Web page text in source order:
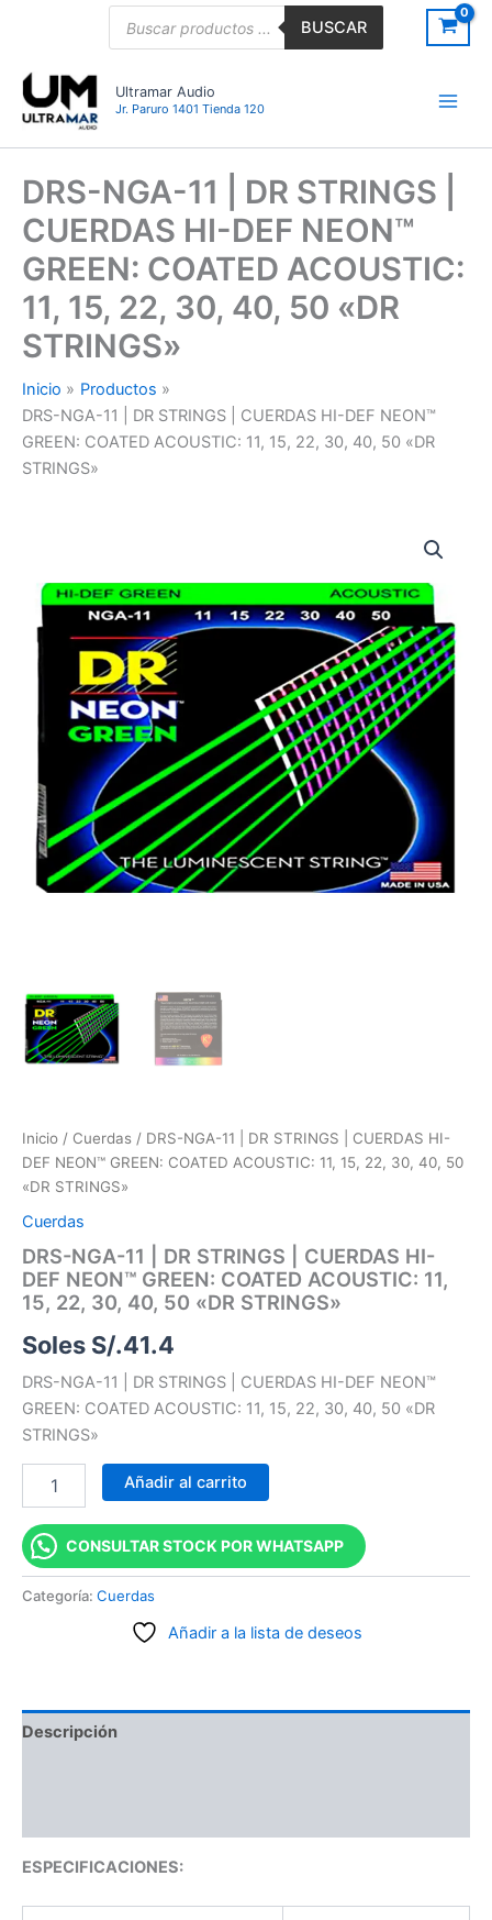
BUSCAR
Ultramar Audio
Jr. Paruro 1401 Tienda 120
DRS-NGA-11 | DR STRINGS |
CUERDAS HI-DEF NEON™
GREEN: COATED ACOUSTIC:
11, 15, 22, 30, 40, 50 «DR
STRINGS»
Inicio
Productos
DRS-NGA-11 | DR STRINGS | CUERDAS HI-DEF NEON™
GREEN: COATED ACOUSTIC: 11, 15, 22, 30, 40, 50 «DR
STRINGS»
Inicio / Cuerdas / DRS-NGA-11 | DR STRINGS | CUERDAS HI-
DEF NEON™ GREEN: COATED ACOUSTIC: 11, 15, 22, 30, 40, 50
«DR STRINGS»
Cuerdas
DRS-NGA-11 | DR STRINGS | CUERDAS HI-
DEF NEON™ GREEN: COATED ACOUSTIC: 11,
15, 22, 30, 40, 50 «DR STRINGS»
Soles S/.41.4
DRS-NGA-11 | DR STRINGS | CUERDAS HI-DEF NEON™
GREEN: COATED ACOUSTIC: 11, 15, 22, 30, 40, 50 «DR
STRINGS»
DR
STRINGS
CUERDAS
NEON™
COATED
ACOUSTIC:
11,
15,
30,
cantidad
Añadir al carrito
CONSULTAR STOCK POR WHATSAPP
Categoría: Cuerdas
Añadir a la lista de deseos
Descripción
ESPECIFICACIONES: